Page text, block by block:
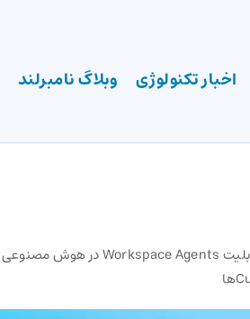
اخبار تکنولوژی وبلاگ نامبرلند